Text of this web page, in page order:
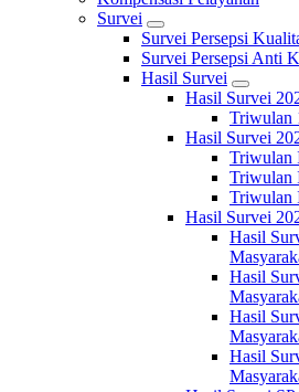
Survei
Survei Persepsi
Survei Persepsi Anti
Hasil Survei
Hasil Survei
Triwulan
Hasil Survei
Triwulan
Triwulan
Triwulan
Hasil Survei
Hasil
Hasil
Hasil
Hasil